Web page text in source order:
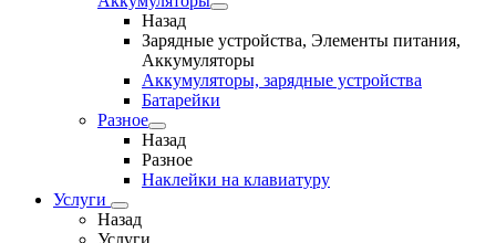
Назад
Зарядные устройства, Элементы питания,
Аккумуляторы
Аккумуляторы, зарядные устройства
Батарейки
Разное
Назад
Разное
Наклейки на клавиатуру
Услуги
Назад
Услуги